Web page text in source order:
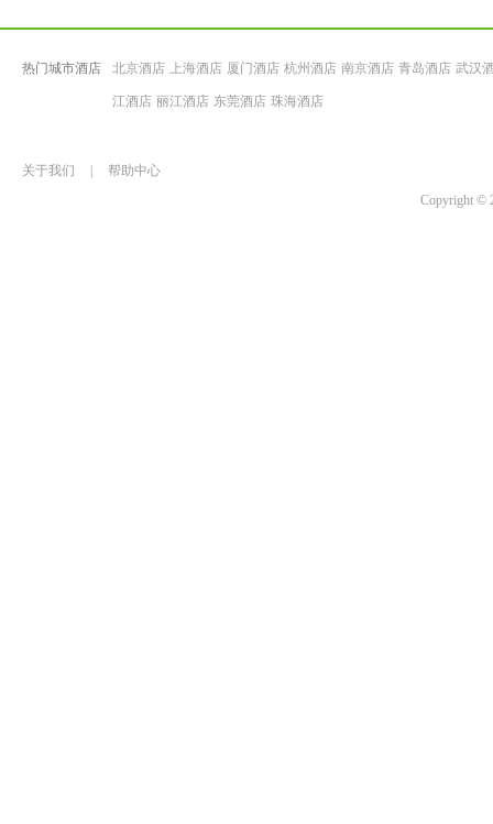
热门城市酒店 北京酒店 上海酒店 厦门酒店 杭州酒店 南京酒店 青岛酒店 武汉
江酒店 丽江酒店 东莞酒店 珠海酒店
关于我们
帮助中心
Copyright ©